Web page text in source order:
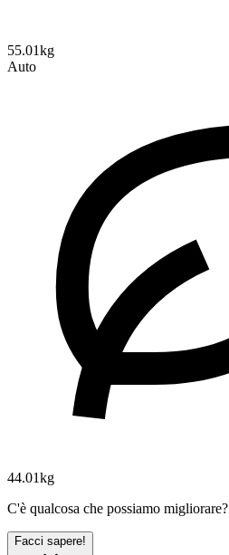
55.01kg
Auto
44.01kg
C'è qualcosa che possiamo migliorare?
Facci sapere!